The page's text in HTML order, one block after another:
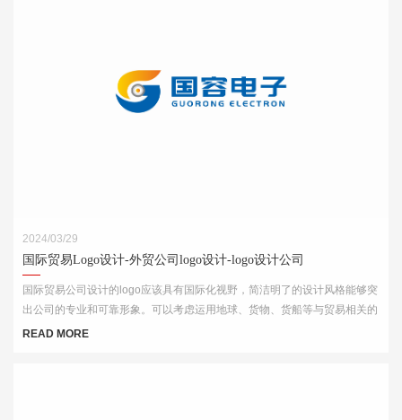
2024/03/29
国际贸易Logo设计-外贸公司logo设计-logo设计公司
国际贸易公司设计的logo应该具有国际化视野，简洁明了的设计风格能够突
出公司的专业和可靠形象。可以考虑运用地球、货物、货船等与贸易相关的
元素，结合简洁的字体和线条，突出公司的国际化特点。
READ MORE